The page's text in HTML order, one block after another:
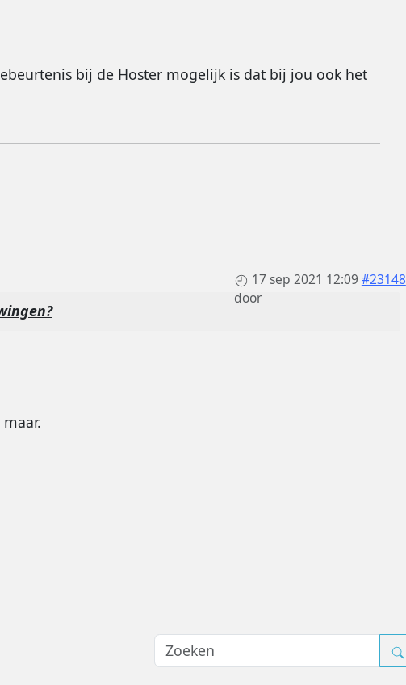
bij de Hoster mogelijk is dat bij jou ook het
17 sep 2021 12:09 #23148
door